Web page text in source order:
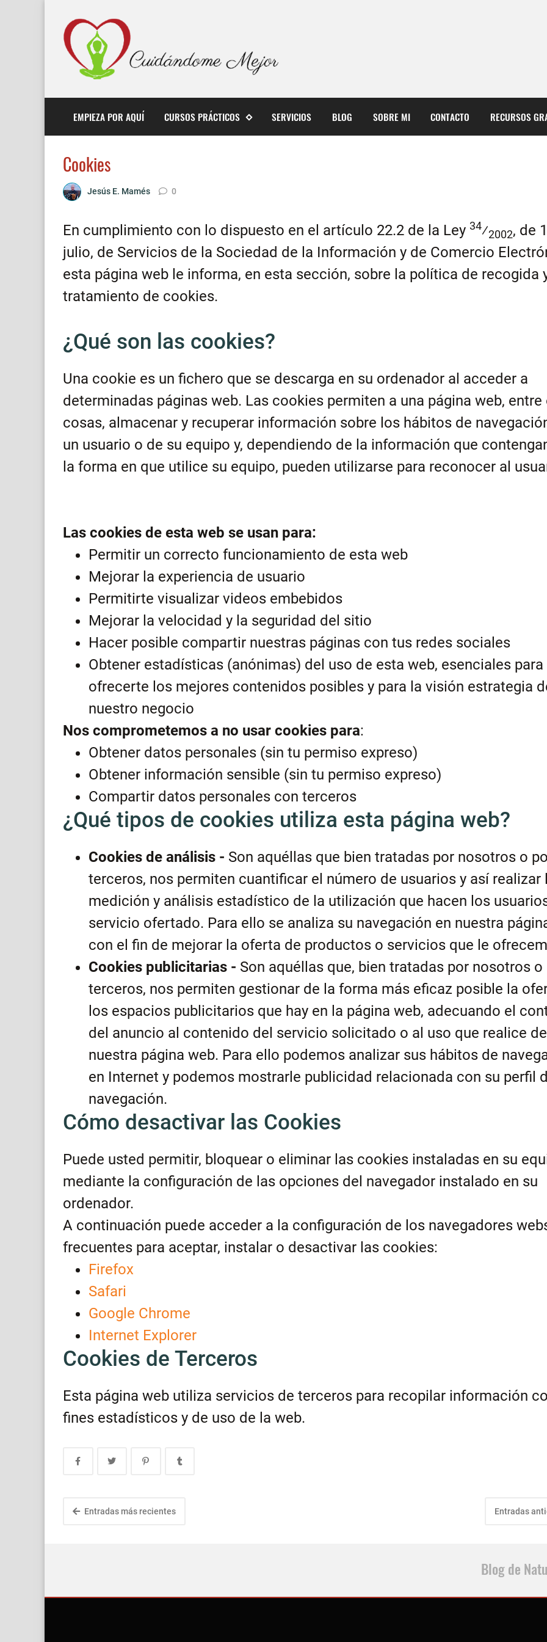
EMPIEZA POR AQUÍ CURSOS PRÁCTICOS SERVICIOS BLOG SOBRE MI CONTACTO RECURSOS
Cookies
Jesús E. Mamés 0
En cumplimiento con lo dispuesto en el artículo 22.2 de la Ley 34⁄2002, de
julio, de Servicios de la Sociedad de la Información y de Comercio
esta página web le informa, en esta sección, sobre la política de recogida
tratamiento de cookies.
¿Qué son las cookies?
Una cookie es un fichero que se descarga en su ordenador al acceder a
determinadas páginas web. Las cookies permiten a una página web, entre
cosas, almacenar y recuperar información sobre los hábitos de
un usuario o de su equipo y, dependiendo de la información que
la forma en que utilice su equipo, pueden utilizarse para reconocer al
Las cookies de esta web se usan para:
Permitir un correcto funcionamiento de esta web
Mejorar la experiencia de usuario
Permitirte visualizar videos embebidos
Mejorar la velocidad y la seguridad del sitio
Hacer posible compartir nuestras páginas con tus redes sociales
Obtener estadísticas (anónimas) del uso de esta web, esenciales para
ofrecerte los mejores contenidos posibles y para la visión estrategia
nuestro negocio
Nos comprometemos a no usar cookies para:
Obtener datos personales (sin tu permiso expreso)
Obtener información sensible (sin tu permiso expreso)
Compartir datos personales con terceros
¿Qué tipos de cookies utiliza esta página web?
Cookies de análisis - Son aquéllas que bien tratadas por nosotros o
terceros, nos permiten cuantificar el número de usuarios y así realizar
medición y análisis estadístico de la utilización que hacen los
servicio ofertado. Para ello se analiza su navegación en nuestra
con el fin de mejorar la oferta de productos o servicios que le
Cookies publicitarias - Son aquéllas que, bien tratadas por nosotros o
terceros, nos permiten gestionar de la forma más eficaz posible la
los espacios publicitarios que hay en la página web, adecuando el
del anuncio al contenido del servicio solicitado o al uso que realice de
nuestra página web. Para ello podemos analizar sus hábitos de
en Internet y podemos mostrarle publicidad relacionada con su perfil
navegación.
Cómo desactivar las Cookies
Puede usted permitir, bloquear o eliminar las cookies instaladas en su
mediante la configuración de las opciones del navegador instalado en su
ordenador.
A continuación puede acceder a la configuración de los navegadores
frecuentes para aceptar, instalar o desactivar las cookies:
Firefox
Safari
Google Chrome
Internet Explorer
Cookies de Terceros
Esta página web utiliza servicios de terceros para recopilar información
fines estadísticos y de uso de la web.
Entradas más recientes Entradas
Blog de